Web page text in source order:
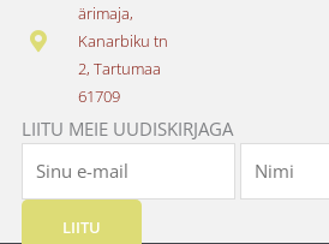
ärimaja,
Kanarbiku tn
2, Tartumaa
61709
LIITU MEIE UUDISKIRJAGA
LIITU